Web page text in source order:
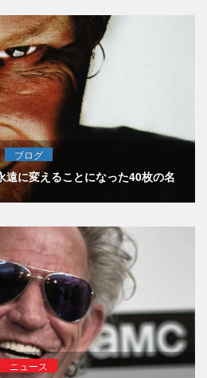
ブログ
遠に変えることになった40枚の名
ニュース